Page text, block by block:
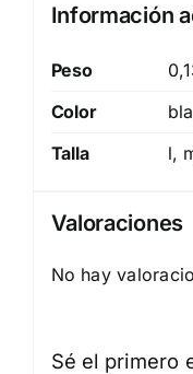
Información
Peso
Color
Talla
l,
Valoraciones
No hay
Sé el primero